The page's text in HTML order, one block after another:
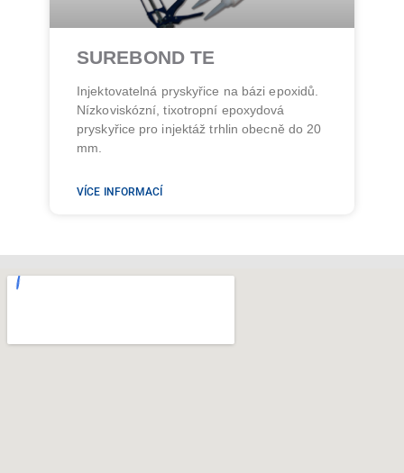
SUREBOND TE
Injektovatelná pryskyřice na bázi epoxidů.
Nízkoviskózní, tixotropní epoxydová
pryskyřice pro injektáž trhlin obecně do 20
mm.
VÍCE INFORMACÍ